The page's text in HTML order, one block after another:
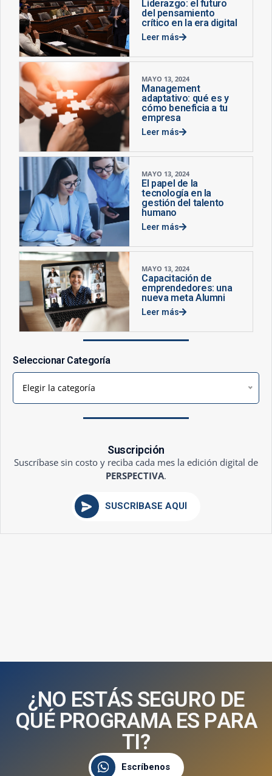
Liderazgo: el futuro
del pensamiento
crítico en la era digital
Leer más
MAYO 13, 2024
Management
adaptativo: qué es y
cómo beneficia a tu
empresa
Leer más
MAYO 13, 2024
El papel de la
tecnología en la
gestión del talento
humano
Leer más
MAYO 13, 2024
Capacitación de
emprendedores: una
nueva meta Alumni
Leer más
Seleccionar Categoría
Elegir la categoría
Suscripción
Suscríbase sin costo y reciba cada mes la edición digital de
PERSPECTIVA.
SUSCRÍBASE AQUÍ
¿NO ESTÁS SEGURO DE
QUÉ PROGRAMA ES PARA
TI?
Escríbenos